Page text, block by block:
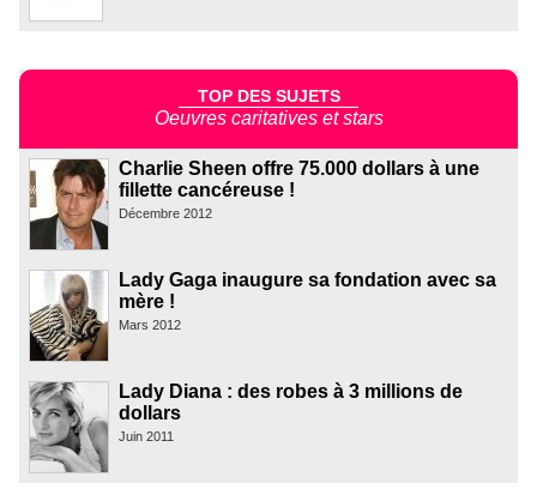
TOP DES SUJETS
Oeuvres caritatives et stars
Charlie Sheen offre 75.000 dollars à une
fillette cancéreuse !
Décembre 2012
Lady Gaga inaugure sa fondation avec sa
mère !
Mars 2012
Lady Diana : des robes à 3 millions de
dollars
Juin 2011